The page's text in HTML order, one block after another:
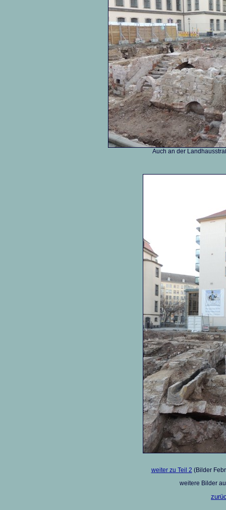
Auch an der
weiter zu Teil 2 (Bilder
weitere Bilder